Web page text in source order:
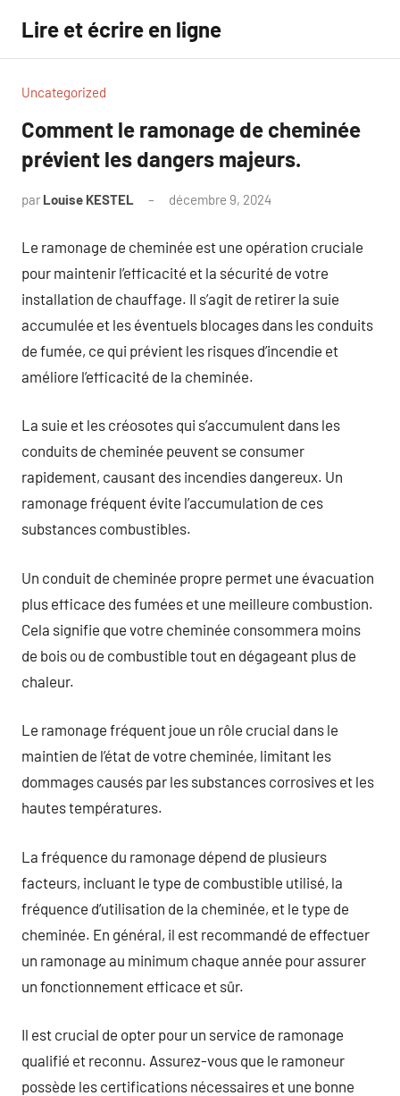
contenu
Lire et écrire en ligne
Uncategorized
Comment le ramonage de cheminée
prévient les dangers majeurs.
par Louise KESTEL décembre 9, 2024
Le ramonage de cheminée est une opération cruciale
pour maintenir l’efficacité et la sécurité de votre
installation de chauffage. Il s’agit de retirer la suie
accumulée et les éventuels blocages dans les conduits
de fumée, ce qui prévient les risques d’incendie et
améliore l’efficacité de la cheminée.
La suie et les créosotes qui s’accumulent dans les
conduits de cheminée peuvent se consumer
rapidement, causant des incendies dangereux. Un
ramonage fréquent évite l’accumulation de ces
substances combustibles.
Un conduit de cheminée propre permet une évacuation
plus efficace des fumées et une meilleure combustion.
Cela signifie que votre cheminée consommera moins
de bois ou de combustible tout en dégageant plus de
chaleur.
Le ramonage fréquent joue un rôle crucial dans le
maintien de l’état de votre cheminée, limitant les
dommages causés par les substances corrosives et les
hautes températures.
La fréquence du ramonage dépend de plusieurs
facteurs, incluant le type de combustible utilisé, la
fréquence d’utilisation de la cheminée, et le type de
cheminée. En général, il est recommandé de effectuer
un ramonage au minimum chaque année pour assurer
un fonctionnement efficace et sûr.
Il est crucial de opter pour un service de ramonage
qualifié et reconnu. Assurez-vous que le ramoneur
possède les certifications nécessaires et une bonne